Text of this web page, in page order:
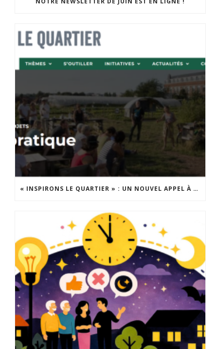
« INSPIRONS LE QUARTIER » : UN NOUVEL APPEL À PROJETS EST LANCÉ !